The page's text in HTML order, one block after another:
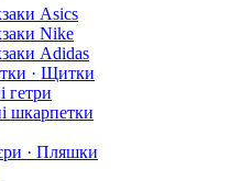
Asics
Nike
Adidas
· Щитки
гетри
шкарпетки
· Пляшки